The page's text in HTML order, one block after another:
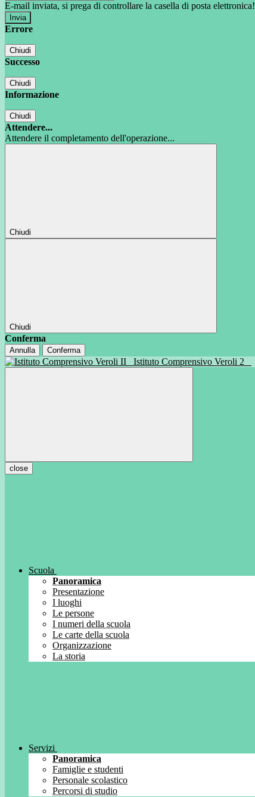
E-mail inviata, si prega di controllare la casella di posta elettronica!
Errore
Chiudi
Successo
Chiudi
Informazione
Chiudi
Attendere...
Attendere il completamento dell'operazione...
Chiudi
Chiudi
Conferma
Annulla Conferma
Istituto Comprensivo Veroli 2
close
Scuola
Panoramica
Presentazione
I luoghi
Le persone
I numeri della scuola
Le carte della scuola
Organizzazione
La storia
Servizi
Panoramica
Famiglie e studenti
Personale scolastico
Percorsi di studio